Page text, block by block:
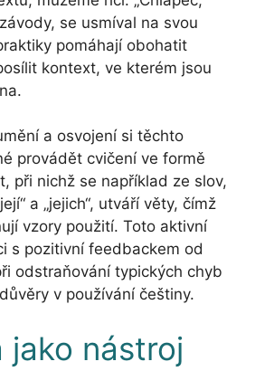
se usmíval na svou
pomáhají obohatit
kontext, ve kterém jsou
a osvojení si těchto
provádět cvičení ve formě
při nichž se například ze slov,
a „jejich“, utváří věty, čímž
vzory použití. Toto aktivní
s pozitivní feedbackem od
odstraňování typických chyb
v používání češtiny.
jako nástroj